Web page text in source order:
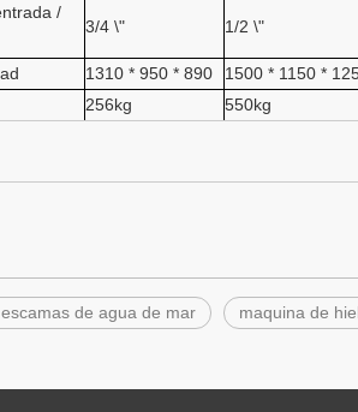
/
3/4 \" 1/2 \"
1310 * 950 * 890 1500 * 1150 *
256kg 550kg
de agua de mar maquina de